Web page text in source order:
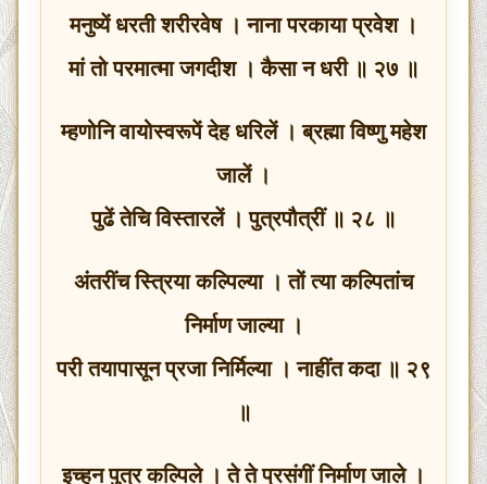
मनुष्यें धरती शरीरवेष । नाना परकाया प्रवेश ।
मां तो परमात्मा जगदीश । कैसा न धरी ॥ २७ ॥
म्हणोनि वायोस्वरूपें देह धरिलें । ब्रह्मा विष्णु महेश
जालें ।
पुढें तेचि विस्तारलें । पुत्रपौत्रीं ॥ २८ ॥
अंतरींच स्त्रिया कल्पिल्या । तों त्या कल्पितांच
निर्माण जाल्या ।
परी तयापासून प्रजा निर्मिल्या । नाहींत कदा ॥ २९
॥
इच्हून पुत्र कल्पिले । ते ते प्रसंगीं निर्माण जाले ।